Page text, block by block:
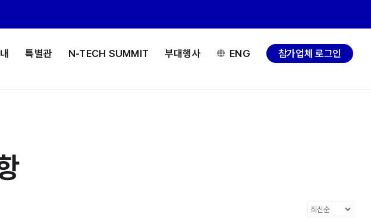
특별관 N-TECH SUMMIT 부대행사 ENG 참가업체 로그인